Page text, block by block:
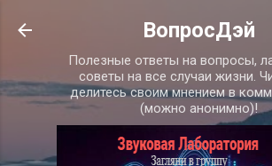
К основному контенту
ВопросДэй
Полезные ответы на вопросы,
советы на все случаи жизни.
делитесь своим мнением в
(можно анонимно)!